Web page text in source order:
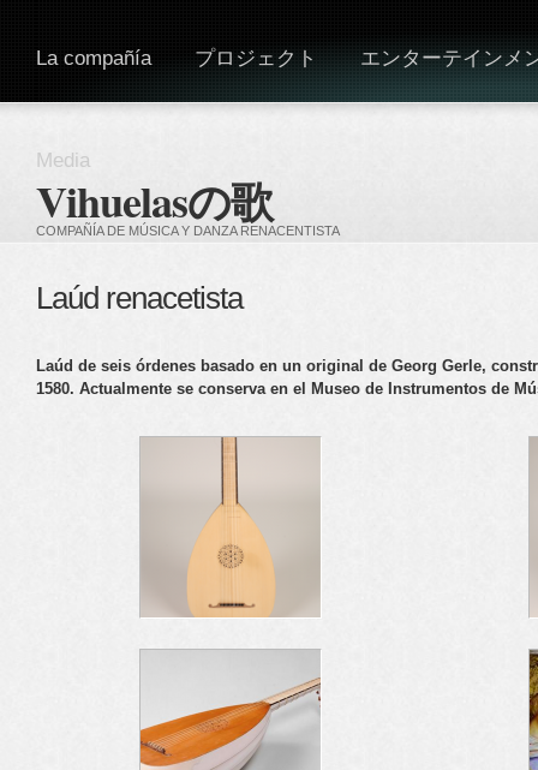
Vihuelasの歌
COMPAÑÍA DE MÚSICA Y DANZA RENACENTISTA
La compañía プロジェクト エンターテインメ
Media
Laúd renacetista
Laúd de seis órdenes basado en un original de Georg Gerle,
1580. Actualmente se conserva en el Museo de Instrumentos de